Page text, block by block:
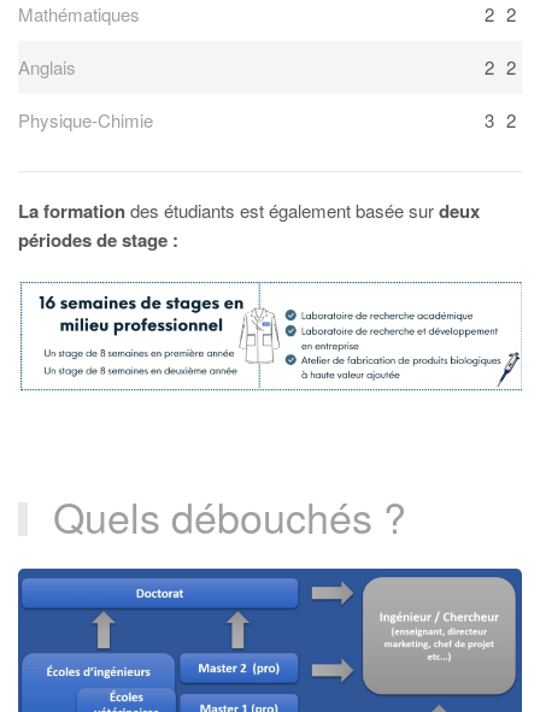
Mathématiques 2 2
Anglais 2 2
Physique-Chimie 3 2
La formationdes étudiants est également basée surdeux
périodes de stage :
Quels débouchés ?